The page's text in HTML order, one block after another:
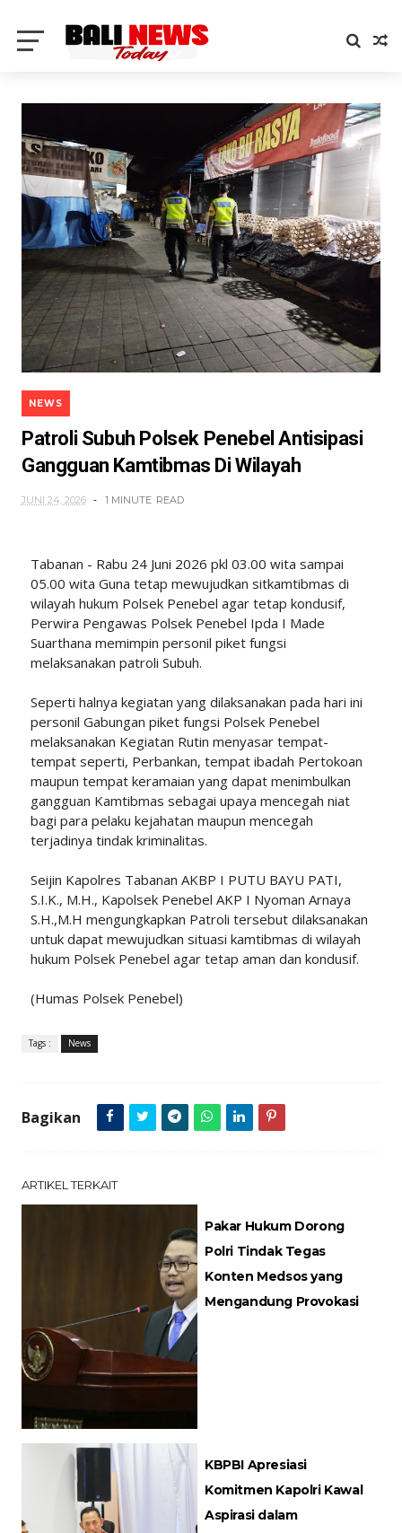
NEWS
Patroli Subuh Polsek Penebel Antisipasi
Gangguan Kamtibmas Di Wilayah
JUNI 24, 2026 1 MINUTE READ
Tabanan - Rabu 24 Juni 2026 pkl 03.00 wita sampai
05.00 wita Guna tetap mewujudkan sitkamtibmas di
wilayah hukum Polsek Penebel agar tetap kondusif,
Perwira Pengawas Polsek Penebel Ipda I Made
Suarthana memimpin personil piket fungsi
melaksanakan patroli Subuh.
Seperti halnya kegiatan yang dilaksanakan pada hari ini
personil Gabungan piket fungsi Polsek Penebel
melaksanakan Kegiatan Rutin menyasar tempat-
tempat seperti, Perbankan, tempat ibadah Pertokoan
maupun tempat keramaian yang dapat menimbulkan
gangguan Kamtibmas sebagai upaya mencegah niat
bagi para pelaku kejahatan maupun mencegah
terjadinya tindak kriminalitas.
Seijin Kapolres Tabanan AKBP I PUTU BAYU PATI,
S.I.K., M.H., Kapolsek Penebel AKP I Nyoman Arnaya
S.H.,M.H mengungkapkan Patroli tersebut dilaksanakan
untuk dapat mewujudkan situasi kamtibmas di wilayah
hukum Polsek Penebel agar tetap aman dan kondusif.
(Humas Polsek Penebel)
Tags : News
Bagikan
ARTIKEL TERKAIT
Pakar Hukum Dorong
Polri Tindak Tegas
Konten Medsos yang
Mengandung Provokasi
KBPBI Apresiasi
Komitmen Kapolri Kawal
Aspirasi dalam